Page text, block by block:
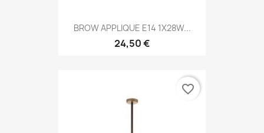
BROW APPLIQUE E14 1X28W...
24,50 €
favorite_border